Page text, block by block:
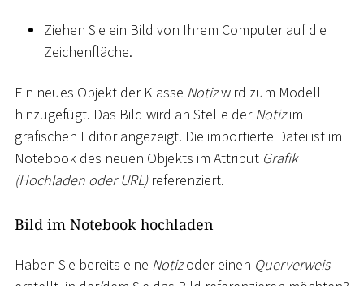
Ziehen Sie ein Bild von Ihrem Computer auf die
Zeichenfläche.
Ein neues Objekt der Klasse Notizwird zum Modell
hinzugefügt. Das Bild wird an Stelle derNotizim
grafischen Editor angezeigt. Die importierte Datei ist im
Notebook des neuen Objekts im Attribut Grafik
(Hochladen oder URL)referenziert.
Bild im Notebook hochladen
Haben Sie bereits eine Notizoder einen Querverweis